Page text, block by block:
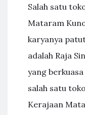
Salah satu
Mataram
karyanya
adalah Raja
yang
salah satu
Kerajaan